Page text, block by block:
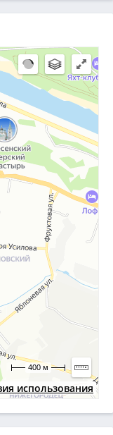
использования
400 м